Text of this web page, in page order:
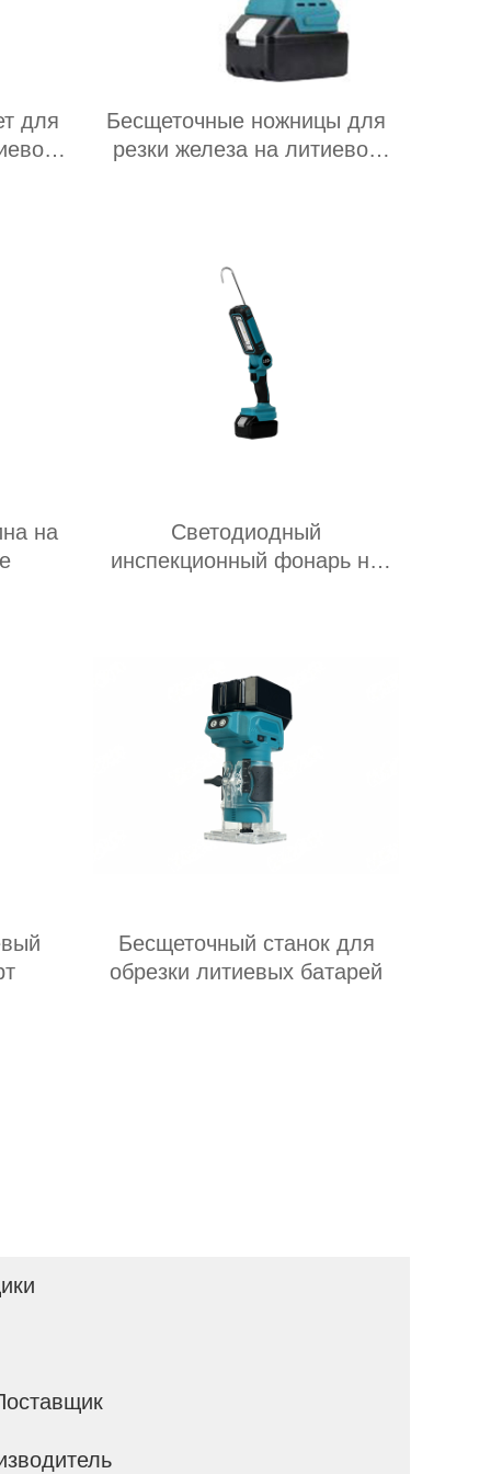
для
Бесщеточные ножницы для
резки железа на литиевой
на
Светодиодный
инспекционный фонарь на
Бесщеточный станок для
обрезки литиевых батарей